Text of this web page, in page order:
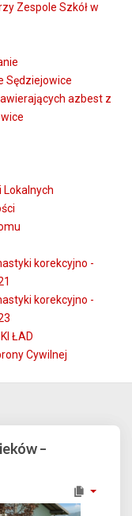
Zespole Szkół w
Sędziejowice
azbest z
Lokalnych
korekcyjno -
korekcyjno -
ŁAD
Cywilnej
–